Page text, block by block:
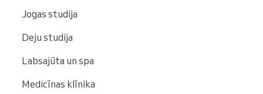
Jogas studija
Deju studija
Labsajūta un spa
Medicīnas klīnika